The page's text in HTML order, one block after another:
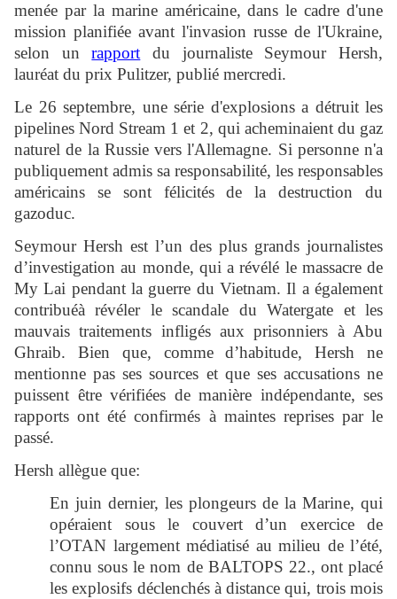
menée par la marine américaine, dans le cadre d'une
mission planifiée avant l'invasion russe de l'Ukraine,
selon unrapport du journaliste Seymour Hersh,
lauréat du prix Pulitzer, publié mercredi.
Le 26 septembre, une série d'explosions a détruit les
pipelines Nord Stream 1 et 2, qui acheminaient du gaz
naturel de la Russie vers l'Allemagne. Si personne n'a
publiquement admis sa responsabilité, les responsables
américains se sont félicités de la destruction du
gazoduc.
Seymour Hersh est l’un des plus grands journalistes
d’investigation au monde, qui a révélé le massacre de
My Lai pendant la guerre du Vietnam. Il a également
contribuéà révéler le scandale du Watergate et les
mauvais traitements infligés aux prisonniers à Abu
Ghraib. Bien que, comme d’habitude, Hersh ne
mentionne pas ses sources et que ses accusations ne
puissent être vérifiées de manière indépendante, ses
rapports ont été confirmés à maintes reprises par le
passé.
Hersh allègue que:
En juin dernier, les plongeurs de la Marine, qui
opéraient sous le couvert d’un exercice de
l’OTAN largement médiatisé au milieu de l’été,
connu sous le nom de BALTOPS 22., ont placé
les explosifs déclenchés à distance qui, trois mois